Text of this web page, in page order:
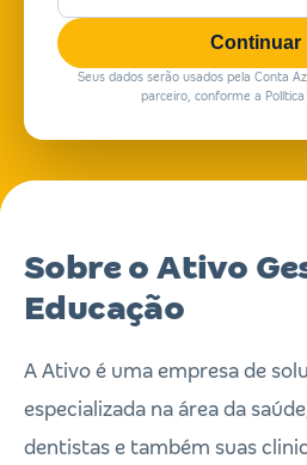
Continuar
Seus dados serão usados pela Conta
parceiro, conforme a Política
Sobre o Ativo
Educação
A Ativo é uma empresa de
especializada na área da
dentistas e também suas